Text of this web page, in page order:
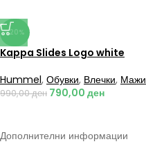
-20%
Kappa Slides Logo white
Hummel, Обувки, Влечки, Мажи
990,00ден 790,00 ден
Дополнителни информации